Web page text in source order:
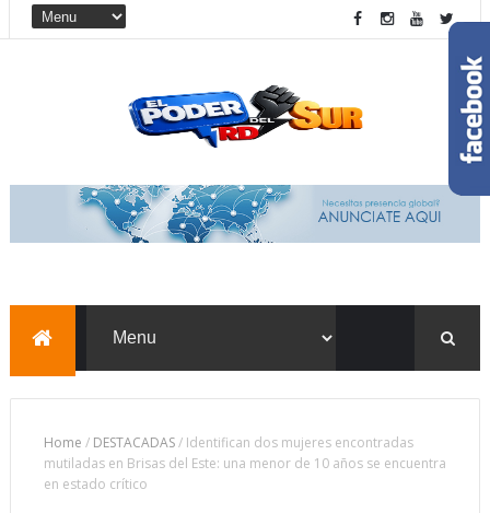
Home / DESTACADAS/ Identifican dos mujeres encontradas
mutiladas en Brisas del Este: una menor de 10 años se encuentra
en estado crítico